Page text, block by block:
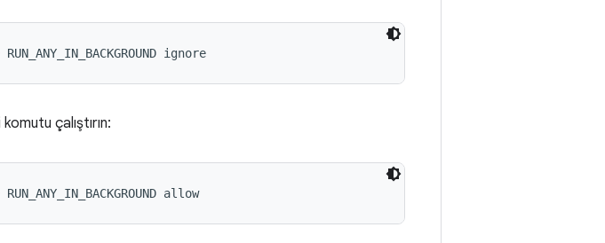
RUN_ANY_IN_BACKGROUND ignore
çalıştırın:
RUN_ANY_IN_BACKGROUND allow